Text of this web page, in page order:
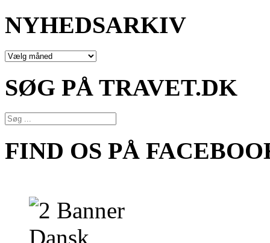
NYHEDSARKIV
NYHEDSARKIV
SØG PÅ TRAVET.DK
FIND OS PÅ